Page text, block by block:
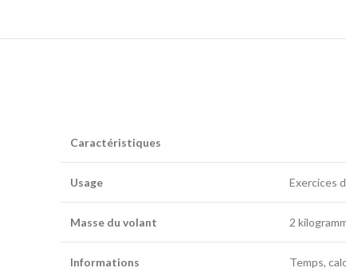
Caractéristiques
Usage Exercices
Masse du volant 2
Informations Temps,